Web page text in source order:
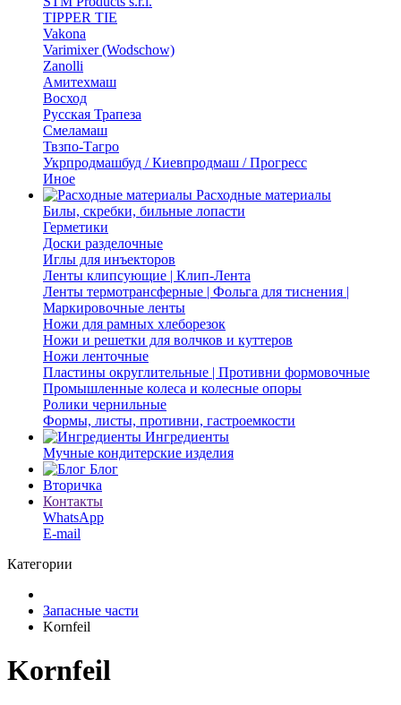
TIPPER TIE
Vakona
Varimixer (Wodschow)
Zanolli
Амитехмаш
Восход
Русская Трапеза
Смеламаш
Твзпо-Тагро
Укрпродмашбуд / Киевпродмаш / Прогресс
Иное
Расходные материалы
Билы, скребки, бильные лопасти
Герметики
Доски разделочные
Иглы для инъекторов
Ленты клипсующие | Клип-Лента
Ленты термотрансферные | Фольга для тиснения |
Маркировочные ленты
Ножи для рамных хлеборезок
Ножи и решетки для волчков и куттеров
Ножи ленточные
Пластины округлительные | Противни формовочные
Промышленные колеса и колесные опоры
Ролики чернильные
Формы, листы, противни, гастроемкости
Ингредиенты
Мучные кондитерские изделия
Блог
Вторичка
Контакты
WhatsApp
E-mail
Категории
Запасные части
Kornfeil
Kornfeil